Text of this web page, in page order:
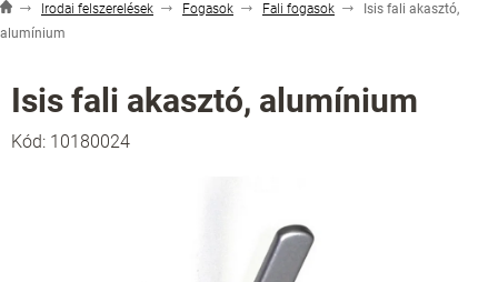
Irodai felszerelések Fogasok Fali fogasok
Isis fali akasztó,
alumínium
Isis fali akasztó, alumínium
Kód: 10180024